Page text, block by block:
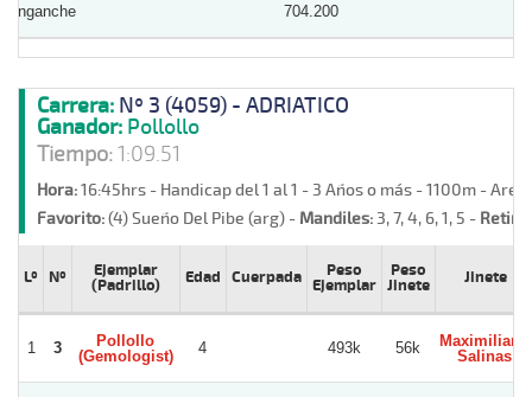
Enganche 704.200
Carrera: Nº 3 (4059) - ADRIATICO
Ganador: Pollollo
Tiempo:1:09.51
Hora:16:45hrs - Handicap del 1 al 1 - 3 Años o más - 1100m -
Favorito:(4) Sueño Del Pibe (arg) - Mandiles:3, 7, 4, 6, 1, 5 -
Lº Nº
Ejemplar
(Padrillo)
Edad Cuerpada
Peso
Ejemplar
Peso
Jinete
Jinete
1 3
Pollollo
(Gemologist)
4 493k 56k
Maximiliano
Salinas